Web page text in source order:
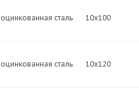
оцинкованная сталь 10х100
оцинкованная сталь 10х120